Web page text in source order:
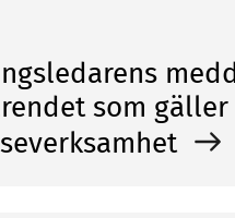
som